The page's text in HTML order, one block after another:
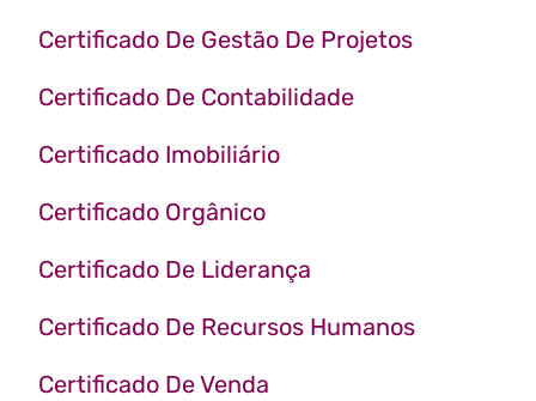
Certificado De Gestão De Projetos
Certificado De Contabilidade
Certificado Imobiliário
Certificado Orgânico
Certificado De Liderança
Certificado De Recursos Humanos
Certificado De Venda